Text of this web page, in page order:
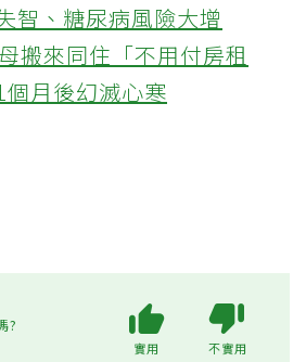
智、糖尿病風險大增
搬來同住「不用付房租
月後幻滅心寒
?
實用 不實用